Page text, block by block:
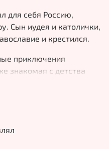
для себя Россию,
Сын иудея и католички,
и крестился.
приключения
знакомая с детства
на английский язык в